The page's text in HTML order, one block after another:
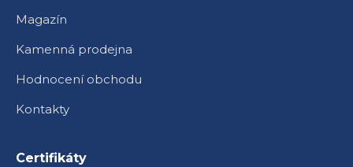
Magazín
Kamenná prodejna
Hodnocení obchodu
Kontakty
Certifikáty